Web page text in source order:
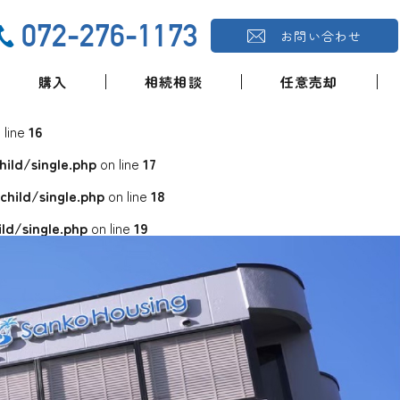
072-276-1173 お問い合わせ
購入 相続相談 任意売却
16
single.php on line 17
single.php on line 18
single.php on line 19